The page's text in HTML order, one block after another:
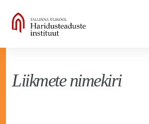
Liikmete nimekiri